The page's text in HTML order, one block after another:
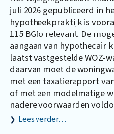
juli 2026 gepubliceerd in
hypotheekpraktijk is
115 BGfo relevant. De
aangaan van hypothecair
laatst vastgestelde WOZ-
daarvan moet de
met een taxatierapport
of met een modelmatige
nadere voorwaarden
Lees verder…